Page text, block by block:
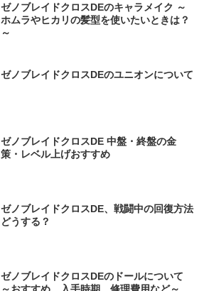
ゼノブレイドクロスDEのキャラメイク ～
ホムラやヒカリの髪型を使いたいときは？
～
ゼノブレイドクロスDEのユニオンについて
ゼノブレイドクロスDE 中盤・終盤の金
策・レベル上げおすすめ
ゼノブレイドクロスDE、戦闘中の回復方法
どうする？
ゼノブレイドクロスDEのドールについて